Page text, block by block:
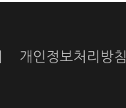
개인정보처리방침